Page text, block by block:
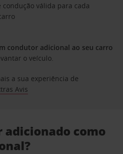
válida para cada
condutor adicional ao seu carro
o veículo.
a sua experiência de
Avis
adicionado como